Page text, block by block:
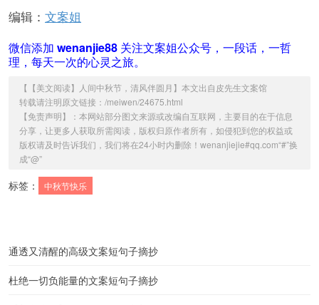
编辑： 文案姐
微信添加 wenanjie88 关注文案姐公众号，一段话，一哲
理，每天一次的心灵之旅。
【 【美文阅读】人间中秋节，清风伴圆月 】本文出自 皮先生文案馆
转载请注明原文链接：/meiwen/24675.html
【免责声明】：本网站部分图文来源或改编自互联网，主要目的在于信息
分享，让更多人获取所需阅读，版权归原作者所有，如侵犯到您的权益或
版权请及时告诉我们，我们将在24小时内删除！wenanjiejie#qq.com“#”换
成“@”
标签： 中秋节快乐
通透又清醒的高级文案短句子摘抄
杜绝一切负能量的文案短句子摘抄